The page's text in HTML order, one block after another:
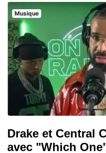
Musique
Drake et Central
avec "Which